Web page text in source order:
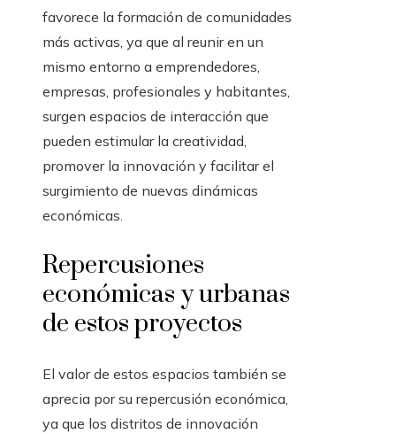
favorece la formación de comunidades
más activas, ya que al reunir en un
mismo entorno a emprendedores,
empresas, profesionales y habitantes,
surgen espacios de interacción que
pueden estimular la creatividad,
promover la innovación y facilitar el
surgimiento de nuevas dinámicas
económicas.
Repercusiones
económicas y urbanas
de estos proyectos
El valor de estos espacios también se
aprecia por su repercusión económica,
ya que los distritos de innovación